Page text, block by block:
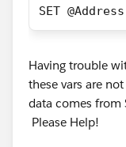
SET
Having trouble
these vars are
data comes from
Please Help!